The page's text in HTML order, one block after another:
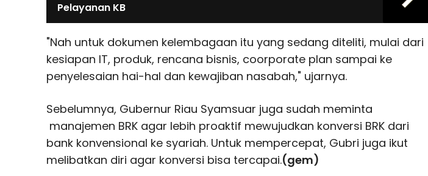
Pelayanan KB
"Nah untuk dokumen kelembagaan itu yang sedang diteliti, mulai dari
kesiapan IT, produk, rencana bisnis, coorporate plan sampai ke
penyelesaian hai-hal dan kewajiban nasabah," ujarnya.
Sebelumnya, Gubernur Riau Syamsuar juga sudah meminta
manajemen BRK agar lebih proaktif mewujudkan konversi BRK dari
bank konvensional ke syariah. Untuk mempercepat, Gubri juga ikut
melibatkan diri agar konversi bisa tercapai.(gem)